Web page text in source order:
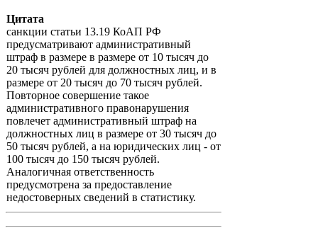
Цитата
санкции статьи 13.19 КоАП РФ
предусматривают административный
штраф в размере в размере от 10 тысяч до
20 тысяч рублей для должностных лиц, и в
размере от 20 тысяч до 70 тысяч рублей.
Повторное совершение такое
административного правонарушения
повлечет административный штраф на
должностных лиц в размере от 30 тысяч до
50 тысяч рублей, а на юридических лиц - от
100 тысяч до 150 тысяч рублей.
Аналогичная ответственность
предусмотрена за предоставление
недостоверных сведений в статистику.